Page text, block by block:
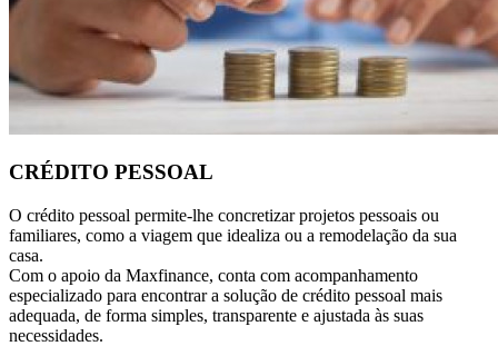
CRÉDITO PESSOAL
O crédito pessoal permite-lhe concretizar projetos pessoais ou
familiares, como a viagem que idealiza ou a remodelação da sua
casa.
Com o apoio da Maxfinance, conta com acompanhamento
especializado para encontrar a solução de crédito pessoal mais
adequada, de forma simples, transparente e ajustada às suas
necessidades.